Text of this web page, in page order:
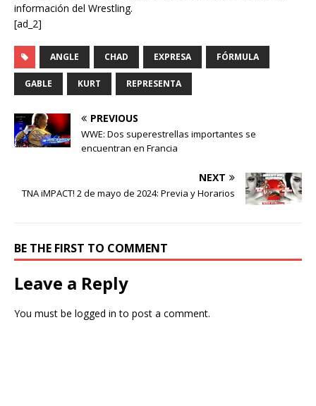
información del Wrestling.
[ad_2]
ANGLE CHAD EXPRESA FÓRMULA
GABLE KURT REPRESENTA
PREVIOUS
WWE: Dos superestrellas importantes se
encuentran en Francia
NEXT
TNA iMPACT! 2 de mayo de 2024: Previa y Horarios
BE THE FIRST TO COMMENT
Leave a Reply
You must be logged in to post a comment.